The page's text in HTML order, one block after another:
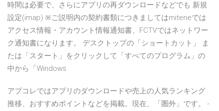
時間は必要で、さらにアプリの再ダウンロードなどでも 新規
設定(imap) ※ご説明内の契約書類につきましてはmiteneでは
アクセス情報・アカウント情報通知書、FCTVではネットワー
ク通知書になります。 デスクトップの「ショートカット」 ま
たは「スタート」をクリックして「すべてのプログラム」の
中から「Windows
アプコレではアプリのダウンロードや売上の人気ランキング
推移、おすすめポイントなどを掲載。現在、「圏外」です。 -